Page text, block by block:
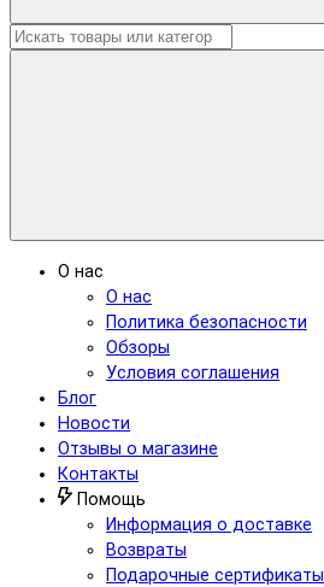
О нас
О нас
Политика безопасности
Обзоры
Условия соглашения
Блог
Новости
Отзывы о магазине
Контакты
Помощь
Информация о доставке
Возвраты
Подарочные сертификаты